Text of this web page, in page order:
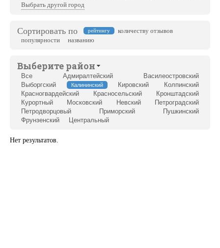
Выбрать другой город
Сортировать по рейтингу
количеству отзывов
популярности
названию
Выберите район
Все Адмиралтейский
Василеостровский
Выборгский
Калининский Кировский
Колпинский
Красногвардейский
Красносельский
Кронштадский
Курортный
Московский Невский
Петроградский
Петродворцовый
Приморский
Пушкинский
Фрунзенский
Центральный
Нет результатов.